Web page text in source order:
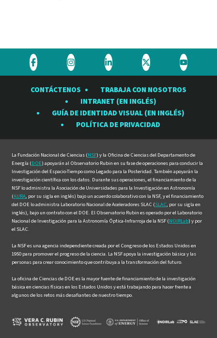
Visite
Observatorio
Visite
Observatorio
Rubin
en
Visite
Observatorio
Rubin
en
Visite
Observatorio
Rubin
en
Visite
Rubin
en
CONTÁCTENOS
TRABAJA CON NOSOTROS
INTRANET (EN INGLÉS)
GUÍA DE IDENTIDAD VISUAL (EN INGLÉS)
POLÍTICA DE PRIVACIDAD
La Fundación Nacional de Ciencias (NSF) y la Oficina de Ciencias del Departamento de
Energía (DOE) apoyarán al Observatorio Rubin en su fase de operaciones para conducir la
Investigación del Espacio-Tiempo como Legado para la Posteridad. También apoyarán la
investigación científica con los datos. Durante sus operaciones, el financiamiento de la
NSF lo administra la Asociación de Universidades para la Investigación en Astronomía
(AURA, por su sigla en inglés) bajo un acuerdo colaborativo con la NSF, y el financiamiento
del DOE lo administra Laboratorio Nacional de Aceleradores SLAC (SLAC, por su sigla en
inglés), bajo un contrato con el DOE. El Observatorio Rubin es operado por el Laboratorio
Nacional de Investigación para la Astronomía Óptica-Infrarroja de la NSF (NOIRLab) y por
el SLAC.
La NSF es una agencia independiente creada por el Congreso de los Estados Unidos en
1950 para promover el progreso de la ciencia. La NSF apoya la investigación básica y las
personas para crear conocimiento que contribuya a la transformación del futuro.
La oficina de Ciencias de DOE es la mayor fuente de financiamiento de la investigación
básica en ciencias físicas en los Estados Unidos y está trabajando para hacer frente a
algunos de los retos más desafiantes de nuestro tiempo.